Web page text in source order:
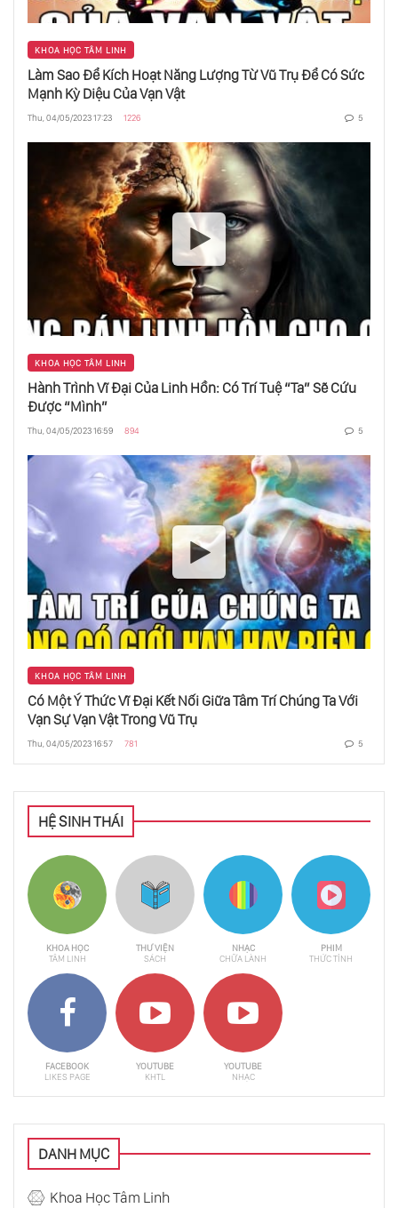
KHOA HỌC TÂM LINH
Làm Sao Để Kích Hoạt Năng Lượng Từ Vũ Trụ Để Có Sức
Mạnh Kỳ Diệu Của Vạn Vật
Thu, 04/05/2023 17:23 1226 5
KHOA HỌC TÂM LINH
Hành Trình Vĩ Đại Của Linh Hồn: Có Trí Tuệ “Ta” Sẽ Cứu
Được “Mình”
Thu, 04/05/2023 16:59 894 5
KHOA HỌC TÂM LINH
Có Một Ý Thức Vĩ Đại Kết Nối Giữa Tâm Trí Chúng Ta Với
Vạn Sự Vạn Vật Trong Vũ Trụ
Thu, 04/05/2023 16:57 781 5
HỆ SINH THÁI
KHOA HỌC
TÂM LINH
THƯ VIỆN
SÁCH
NHẠC
CHỮA LÀNH
PHIM
THỨC TỈNH
FACEBOOK
LIKES PAGE
YOUTUBE
KHTL
YOUTUBE
NHẠC
DANH MỤC
Khoa Học Tâm Linh